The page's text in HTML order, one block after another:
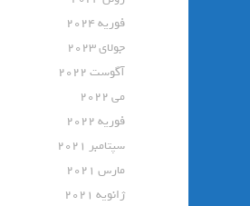
فوریه 2024
جولای 2023
آگوست 2022
می 2022
فوریه 2022
سپتامبر 2021
مارس 2021
ژانویه 2021